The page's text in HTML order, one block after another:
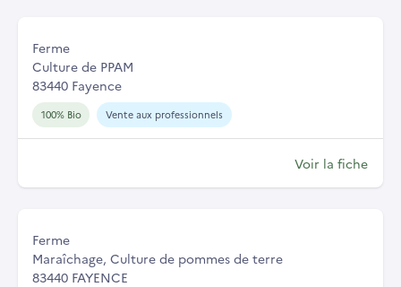
Ferme
Culture de PPAM
83440 Fayence
100% Bio Vente aux professionnels
Voir la fiche
Ferme
Maraîchage, Culture de pommes de terre
83440 FAYENCE